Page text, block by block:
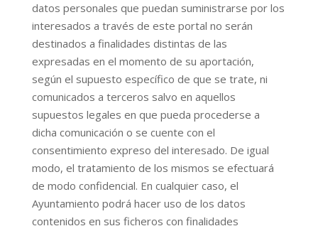
datos personales que puedan suministrarse por los
interesados a través de este portal no serán
destinados a finalidades distintas de las
expresadas en el momento de su aportación,
según el supuesto específico de que se trate, ni
comunicados a terceros salvo en aquellos
supuestos legales en que pueda procederse a
dicha comunicación o se cuente con el
consentimiento expreso del interesado. De igual
modo, el tratamiento de los mismos se efectuará
de modo confidencial. En cualquier caso, el
Ayuntamiento podrá hacer uso de los datos
contenidos en sus ficheros con finalidades